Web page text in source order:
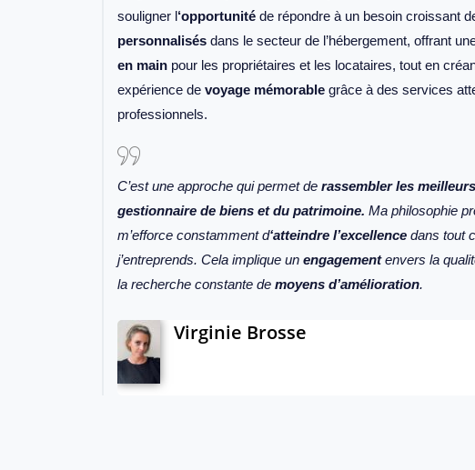
souligner l‘opportunité de répondre à un besoin croissant
personnalisés dans le secteur de l’hébergement, offrant
en main pour les propriétaires et les locataires, tout en
expérience de voyage mémorable grâce à des services
professionnels.
C’est une approche qui permet de rassembler les
gestionnaire de biens et du patrimoine. Ma philosophie
m’efforce constamment d‘atteindre l’excellence dans tout
j’entreprends. Cela implique un engagementenvers la
la recherche constante de moyens d’amélioration.
Virginie Brosse